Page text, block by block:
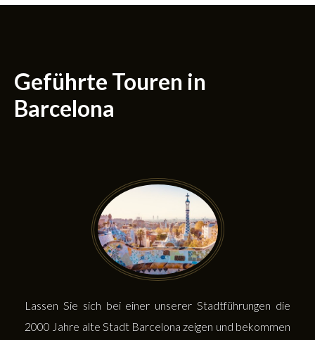
Geführte Touren in
Barcelona
Lassen Sie sich bei einer unserer Stadtführungen die
2000 Jahre alte Stadt Barcelona zeigen und bekommen